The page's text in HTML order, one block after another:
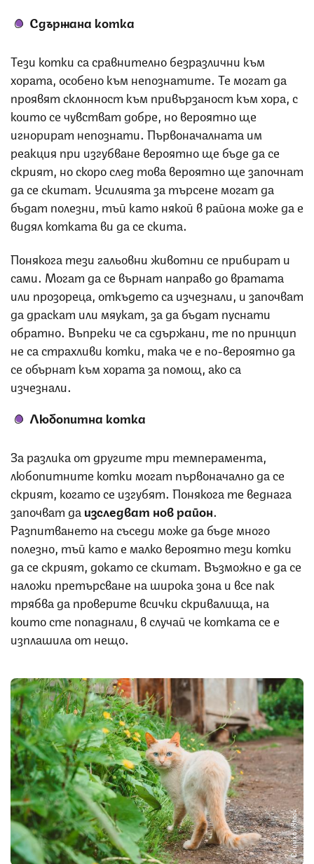
Сдържана котка
Тези котки са сравнително безразлични към
хората, особено към непознатите. Те могат да
проявят склонност към привързаност към хора, с
които се чувстват добре, но вероятно ще
игнорират непознати. Първоначалната им
реакция при изгубване вероятно ще бъде да се
скрият, но скоро след това вероятно ще започнат
да се скитат. Усилията за търсене могат да
бъдат полезни, тъй като някой в района може да е
видял котката ви да се скита.
Понякога тези гальовни животни се прибират и
сами. Могат да се върнат направо до вратата
или прозореца, откъдето са изчезнали, и започват
да драскат или мяукат, за да бъдат пуснати
обратно. Въпреки че са сдържани, те по принцип
не са страхливи котки, така че е по-вероятно да
се обърнат към хората за помощ, ако са
изчезнали.
Любопитна котка
За разлика от другите три темперамента,
любопитните котки могат първоначално да се
скрият, когато се изгубят. Понякога те веднага
започват да изследват нов район.
Разпитването на съседи може да бъде много
полезно, тъй като е малко вероятно тези котки
да се скрият, докато се скитат. Възможно е да се
наложи претърсване на широка зона и все пак
трябва да проверите всички скривалища, на
които сте попаднали, в случай че котката се е
изплашила от нещо.
Снимка: iStock